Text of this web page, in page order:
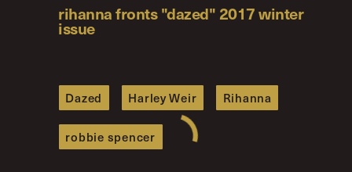
rihanna fronts "dazed" 2017 winter
issue
Dazed Harley Weir Rihanna
robbie spencer